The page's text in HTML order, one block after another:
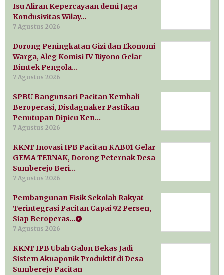
Isu Aliran Kepercayaan demi Jaga
Kondusivitas Wilay…
7 Agustus 2026
Dorong Peningkatan Gizi dan Ekonomi
Warga, Aleg Komisi IV Riyono Gelar
Bimtek Pengola…
7 Agustus 2026
SPBU Bangunsari Pacitan Kembali
Beroperasi, Disdagnaker Pastikan
Penutupan Dipicu Ken…
7 Agustus 2026
KKNT Inovasi IPB Pacitan KAB01 Gelar
GEMA TERNAK, Dorong Peternak Desa
Sumberejo Beri…
7 Agustus 2026
Pembangunan Fisik Sekolah Rakyat
Terintegrasi Pacitan Capai 92 Persen,
Siap Beroperas…
7 Agustus 2026
KKNT IPB Ubah Galon Bekas Jadi
Sistem Akuaponik Produktif di Desa
Sumberejo Pacitan